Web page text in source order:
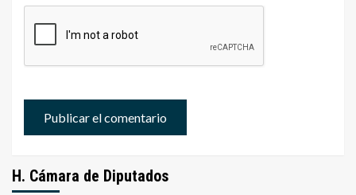
H. Cámara de Diputados